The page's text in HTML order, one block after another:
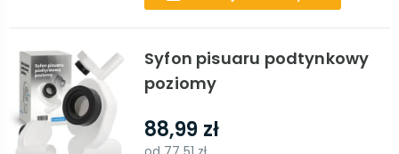
Syfon pisuaru podtynkowy
poziomy
88,99 zł